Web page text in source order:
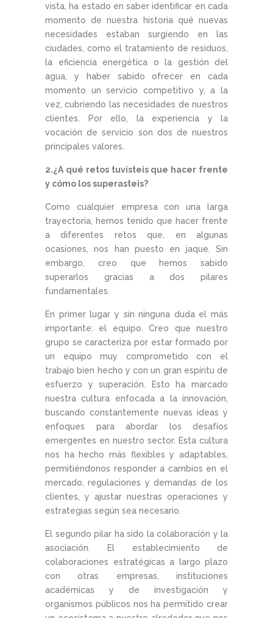
vista, ha estado en saber identificar en cada
momento de nuestra historia qué nuevas
necesidades estaban surgiendo en las
ciudades, como el tratamiento de residuos,
la eficiencia energética o la gestión del
agua, y haber sabido ofrecer en cada
momento un servicio competitivo y, a la
vez, cubriendo las necesidades de nuestros
clientes. Por ello, la experiencia y la
vocación de servicio son dos de nuestros
principales valores.
2.¿A qué retos tuvisteis que hacer frente
y cómo los superasteis?
Como cualquier empresa con una larga
trayectoria, hemos tenido que hacer frente
a diferentes retos que, en algunas
ocasiones, nos han puesto en jaque. Sin
embargo, creo que hemos sabido
superarlos gracias a dos pilares
fundamentales.
En primer lugar y sin ninguna duda el más
importante: el equipo. Creo que nuestro
grupo se caracteriza por estar formado por
un equipo muy comprometido con el
trabajo bien hecho y con un gran espíritu de
esfuerzo y superación. Esto ha marcado
nuestra cultura enfocada a la innovación,
buscando constantemente nuevas ideas y
enfoques para abordar los desafíos
emergentes en nuestro sector. Esta cultura
nos ha hecho más flexibles y adaptables,
permitiéndonos responder a cambios en el
mercado, regulaciones y demandas de los
clientes, y ajustar nuestras operaciones y
estrategias según sea necesario.
El segundo pilar ha sido la colaboración y la
asociación. El establecimiento de
colaboraciones estratégicas a largo plazo
con otras empresas, instituciones
académicas y de investigación y
organismos públicos nos ha permitido crear